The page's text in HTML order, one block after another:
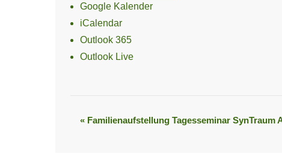
Google Kalender
iCalendar
Outlook 365
Outlook Live
Veranstaltung-
« Familienaufstellung Tagesseminar SynTraum